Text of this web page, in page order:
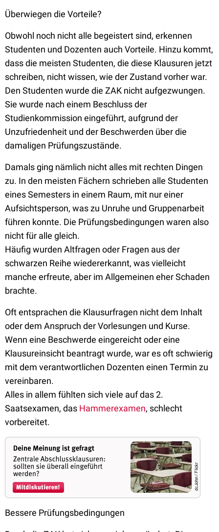
Überwiegen die Vorteile?
Obwohl noch nicht alle begeistert sind, erkennen
Studenten und Dozenten auch Vorteile. Hinzu kommt,
dass die meisten Studenten, die diese Klausuren jetzt
schreiben, nicht wissen, wie der Zustand vorher war.
Den Studenten wurde die ZAK nicht aufgezwungen.
Sie wurde nach einem Beschluss der
Studienkommission eingeführt, aufgrund der
Unzufriedenheit und der Beschwerden über die
damaligen Prüfungszustände.
Damals ging nämlich nicht alles mit rechten Dingen
zu. In den meisten Fächern schrieben alle Studenten
eines Semesters in einem Raum, mit nur einer
Aufsichtsperson, was zu Unruhe und Gruppenarbeit
führen konnte. Die Prüfungsbedingungen waren also
nicht für alle gleich.
Häufig wurden Altfragen oder Fragen aus der
schwarzen Reihe wiedererkannt, was vielleicht
manche erfreute, aber im Allgemeinen eher Schaden
brachte.
Oft entsprachen die Klausurfragen nicht dem Inhalt
oder dem Anspruch der Vorlesungen und Kurse.
Wenn eine Beschwerde eingereicht oder eine
Klausureinsicht beantragt wurde, war es oft schwierig
mit dem verantwortlichen Dozenten einen Termin zu
vereinbaren.
Alles in allem fühlten sich viele auf das 2.
Saatsexamen, das Hammerexamen, schlecht
vorbereitet.
Bessere Prüfungsbedingungen